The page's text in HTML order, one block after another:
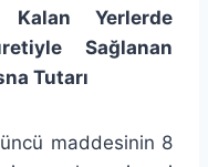
Kalan Yerlerde
Sağlanan
Tutarı
maddesinin 8